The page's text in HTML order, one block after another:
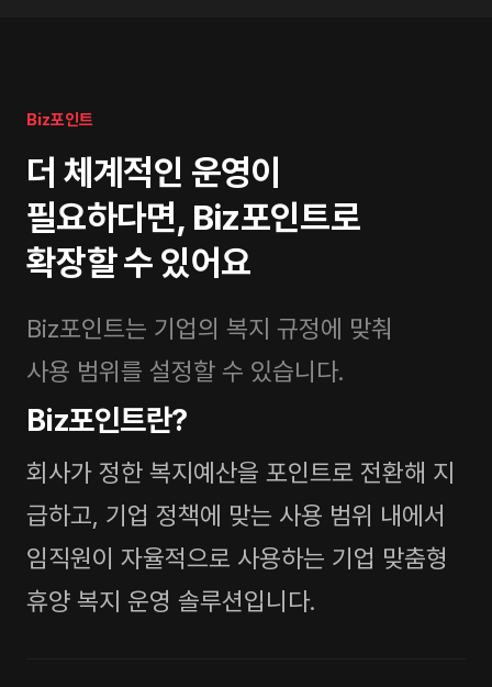
Biz포인트
더 체계적인 운영이
필요하다면, Biz포인트로
확장할 수 있어요
Biz포인트는 기업의 복지 규정에 맞춰
사용 범위를 설정할 수 있습니다.
Biz포인트란?
회사가 정한 복지예산을 포인트로 전환해 지
급하고, 기업 정책에 맞는 사용 범위 내에서
임직원이 자율적으로 사용하는 기업 맞춤형
휴양 복지 운영 솔루션입니다.